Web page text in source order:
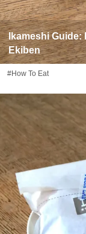
Ikameshi Guide:
Ekiben
#How To Eat